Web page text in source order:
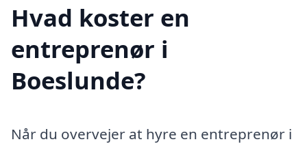
Hvad koster en
entreprenør i
Boeslunde?
Når du overvejer at hyre en entreprenør i